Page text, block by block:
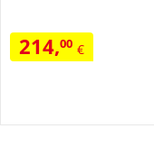
214,00 €